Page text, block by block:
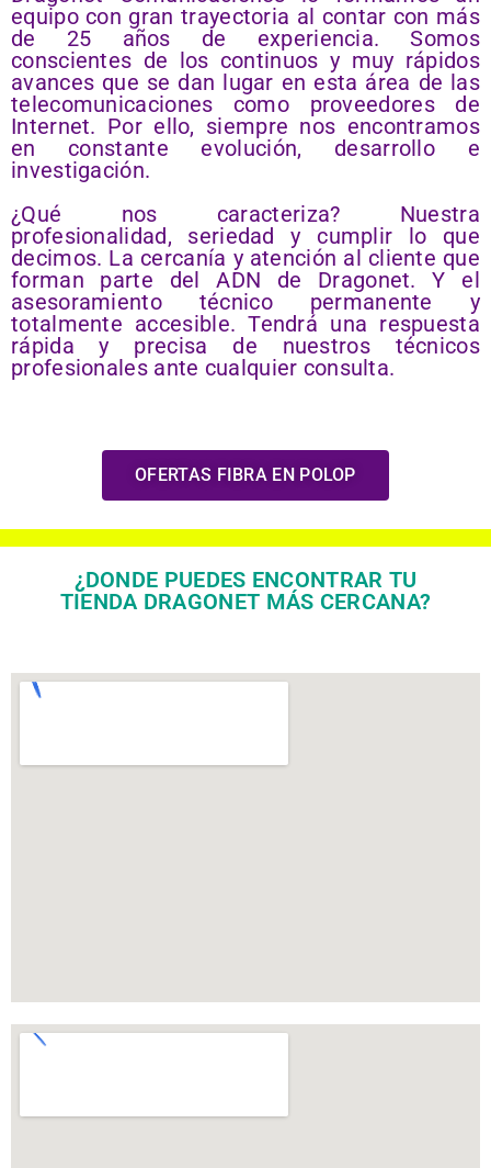
equipo con gran trayectoria al contar con más
de 25 años de experiencia. Somos
conscientes de los continuos y muy rápidos
avances que se dan lugar en esta área de las
telecomunicaciones como proveedores de
Internet. Por ello, siempre nos encontramos
en constante evolución, desarrollo e
investigación.
¿Qué nos caracteriza? Nuestra
profesionalidad, seriedad y cumplir lo que
decimos. La cercanía y atención al cliente que
forman parte del ADN de Dragonet. Y el
asesoramiento técnico permanente y
totalmente accesible. Tendrá una respuesta
rápida y precisa de nuestros técnicos
profesionales ante cualquier consulta.
OFERTAS FIBRA EN POLOP
¿DONDE PUEDES ENCONTRAR TU
TIENDA DRAGONET MÁS CERCANA?